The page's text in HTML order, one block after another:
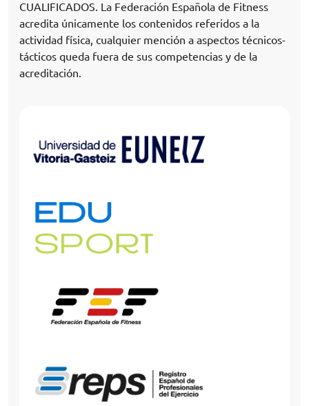
CUALIFICADOS. La Federación Española de Fitness
acredita únicamente los contenidos referidos a la
actividad física, cualquier mención a aspectos técnicos-
tácticos queda fuera de sus competencias y de la
acreditación.